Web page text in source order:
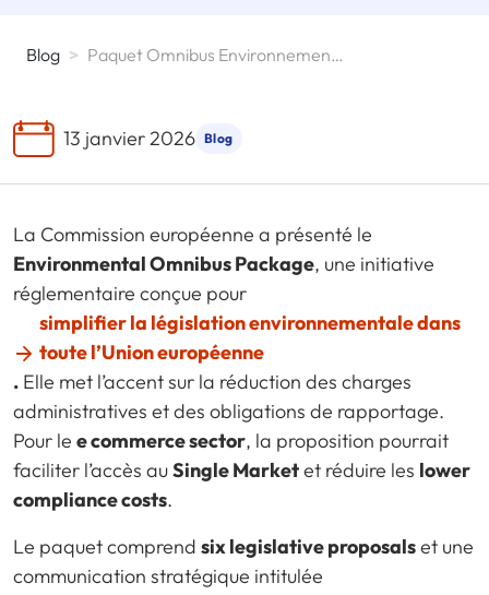
Blog > Paquet Omnibus Environnemental De L'UE
13 janvier 2026 Blog
La Commission européenne a présenté le
Environmental Omnibus Package, une initiative
réglementaire conçue pour
simplifier la législation environnementale dans
toute l’Union européenne
. Elle met l’accent sur la réduction des charges
administratives et des obligations de rapportage.
Pour le e commerce sector, la proposition pourrait
faciliter l’accès auSingle Marketet réduire les lower
compliance costs.
Le paquet comprend six legislative proposalset une
communication stratégique intitulée